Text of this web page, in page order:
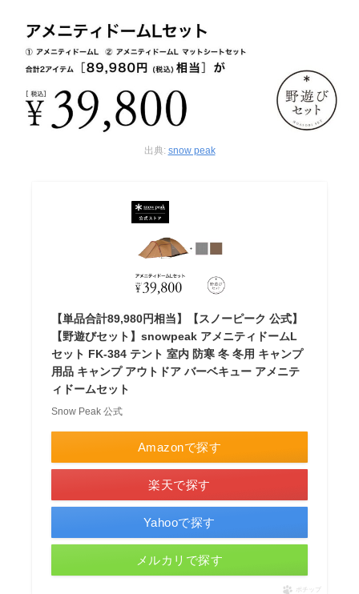
出典: snow peak
【単品合計89,980円相当】【スノーピーク 公式】
【野遊びセット】snowpeak アメニティドームL
セット FK-384 テント 室内 防寒 冬 冬用 キャンプ
用品 キャンプ アウトドア バーベキュー アメニテ
ィドームセット
Snow Peak 公式
Amazonで探す
楽天で探す
Yahooで探す
メルカリで探す
ポチップ